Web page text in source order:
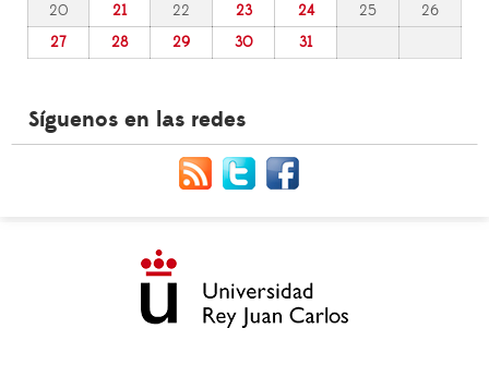
20
21 22 23 24 25
26
27
28 29 30 31
Síguenos en las redes